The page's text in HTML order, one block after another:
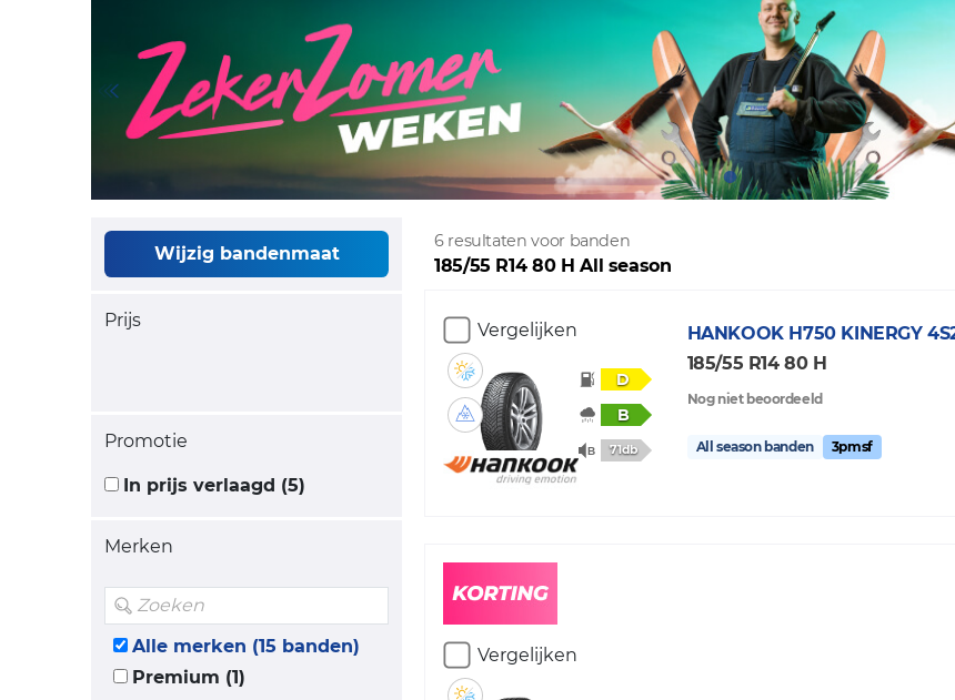
Wijzig bandenmaat
Prijs
Promotie
In prijs verlaagd (5)
Merken
Alle merken (15 banden)
Premium (1)
6 resultaten voor banden
185/55 R14 80 H All season
Vergelijken
D
B
71db
HANKOOK H750 KINERGY
185/55 R14 80 H
Nog niet beoordeeld
All season banden 3pmsf
Vergelijken